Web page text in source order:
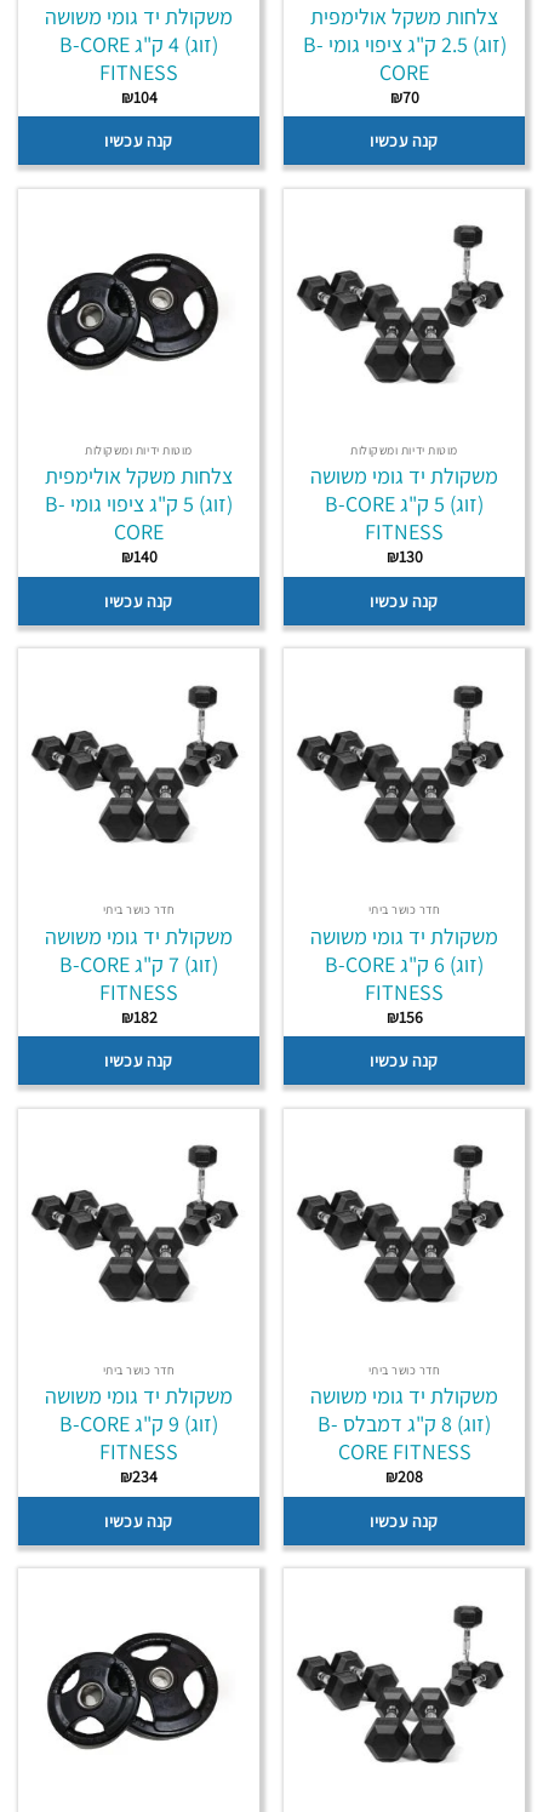
צלחות משקל אולימפית
(זוג) 2.5 ק"ג ציפוי גומי B-
CORE
₪70
קנה עכשיו
משקולת יד גומי משושה
(זוג) 4 ק"ג B-CORE
FITNESS
₪104
קנה עכשיו
מוטות ידיות ומשקולות
משקולת יד גומי משושה
(זוג) 5 ק"ג B-CORE
FITNESS
₪130
קנה עכשיו
מוטות ידיות ומשקולות
צלחות משקל אולימפית
(זוג) 5 ק"ג ציפוי גומי B-
CORE
₪140
קנה עכשיו
חדר כושר ביתי
משקולת יד גומי משושה
(זוג) 6 ק"ג B-CORE
FITNESS
₪156
קנה עכשיו
חדר כושר ביתי
משקולת יד גומי משושה
(זוג) 7 ק"ג B-CORE
FITNESS
₪182
קנה עכשיו
חדר כושר ביתי
משקולת יד גומי משושה
(זוג) 8 ק"ג דמבלס B-
CORE FITNESS
₪208
קנה עכשיו
חדר כושר ביתי
משקולת יד גומי משושה
(זוג) 9 ק"ג B-CORE
FITNESS
₪234
קנה עכשיו